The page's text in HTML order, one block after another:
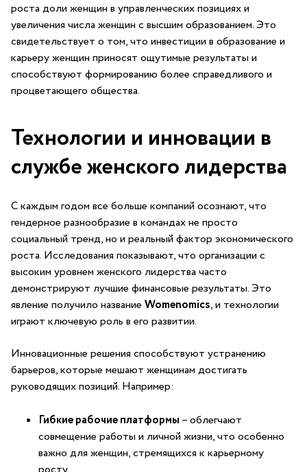
роста‍ доли ‌женщин в управленческих позициях⁤ и
увеличения числа ‌женщин ‌с​ высшим образованием. Это‌
свидетельствует о том, что инвестиции в образование и
карьеру женщин ⁣приносят‌ ощутимые результаты и⁢
способствуют‍ формированию более‍ справедливого‍ и
процветающего⁤ общества.
Технологии и инновации⁣ в
службе женского лидерства
С каждым годом ⁣все‍ больше компаний осознают, что
гендерное разнообразие в ⁣командах не просто
⁣социальный тренд, но и⁢ реальный фактор экономического
роста. Исследования показывают, ‍что ⁣организации с
⁤высоким ​уровнем ‌женского⁢ лидерства часто
‌демонстрируют лучшие финансовые ‌результаты.‌ Это
явление получило название Womenomics, ‍и технологии
играют ключевую‍ роль в ⁣его развитии.
Инновационные решения‌ способствуют устранению
барьеров, которые ‌мешают женщинам достигать
руководящих позиций. Например:
Гибкие рабочие платформы – облегчают
⁢совмещение работы и личной ⁤жизни, что особенно
важно для женщин,‍ стремящихся к карьерному